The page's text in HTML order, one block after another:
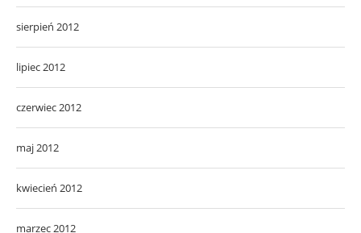
czerwiec 2012
maj 2012
kwiecień 2012
marzec 2012
luty 2012
styczeń 2012